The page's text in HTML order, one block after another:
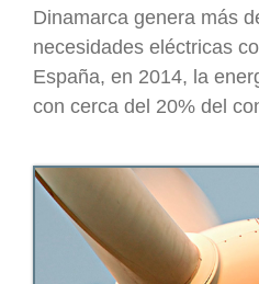
Dinamarca genera más
necesidades eléctricas
España, en 2014, la
con cerca del 20% del